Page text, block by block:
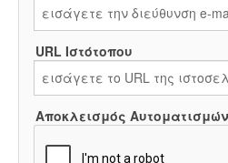
URL Ιστότοπου
Αποκλεισμός